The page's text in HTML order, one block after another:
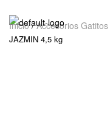
Inicio/Accesorios Gatitos
JAZMIN 4,5 kg